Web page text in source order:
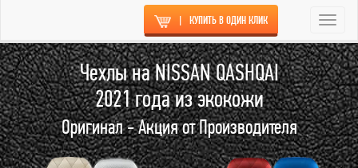
| КУПИТЬ В ОДИН КЛИК
Чехлы на NISSAN QASHQAI
2021 года из экокожи
Оригинал - Акция от Производителя